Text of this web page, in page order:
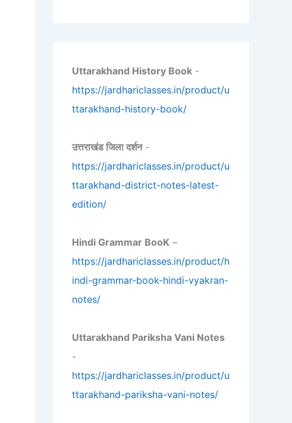
Uttarakhand History Book -
https://jardhariclasses.in/product/u
ttarakhand-history-book/
उत्तराखंड जिला दर्शन-
https://jardhariclasses.in/product/u
ttarakhand-district-notes-latest-
edition/
Hindi Grammar BooK –
https://jardhariclasses.in/product/h
indi-grammar-book-hindi-vyakran-
notes/
Uttarakhand Pariksha Vani Notes
-
https://jardhariclasses.in/product/u
ttarakhand-pariksha-vani-notes/